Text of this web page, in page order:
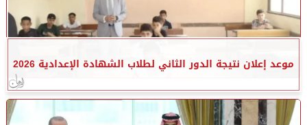
موعد إعلان نتيجة الدور الثاني لطلاب الشهادة الإعدادية 2026